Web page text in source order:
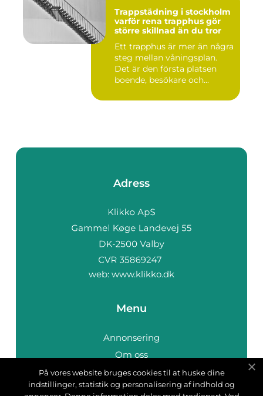
Trappstädning i stockholm
varför rena trapphus gör
större skillnad än du tror
Ett trapphus är mer än några
steg mellan våningsplan.
Det är den första platsen
boende, besökare och...
Adress
web: www.klikko.dk
Menu
Annonsering
Om oss
Cookies
Kontakta oss
På vores website bruges cookies til at huske dine
indstillinger, statistik og personalisering af indhold og